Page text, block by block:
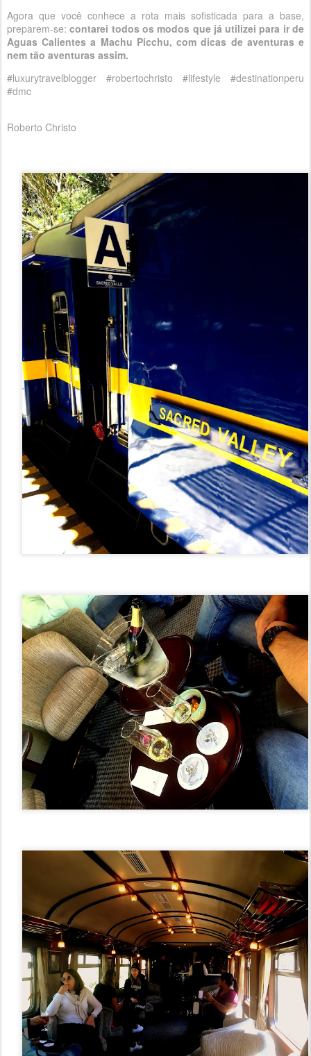
Agora que você conhece a rota mais sofisticada para a base,
preparem-se:contarei todos os modos que já utilizei para ir de
Aguas Calientes a Machu Picchu, com dicas de aventuras e
nem tão aventuras assim.
#luxurytravelblogger #robertochristo #lifestyle #destinationperu
#dmc
Roberto Christo